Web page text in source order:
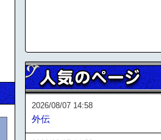
2026/08/07 14:58
外伝